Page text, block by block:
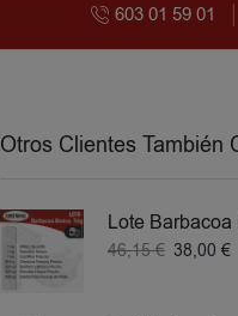
603 01 59 01
Otros Clientes También
46,15€ 38,00 €